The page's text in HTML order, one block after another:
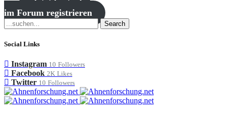
Jetzt kostenlos
im Forum registrieren
Search
Social Links
Instagram 10 Followers
Facebook 2K Likes
Twitter 10 Followers